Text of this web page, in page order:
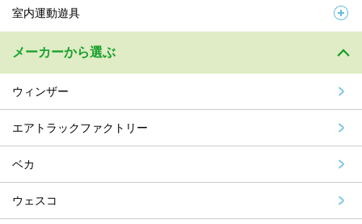
室内運動遊具
メーカーから選ぶ
ウィンザー
エアトラックファクトリー
ベカ
ウェスコ